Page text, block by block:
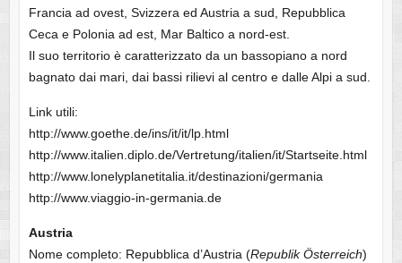
Francia ad ovest, Svizzera ed Austria a sud, Repubblica
Ceca e Polonia ad est, Mar Baltico a nord-est.
Il suo territorio è caratterizzato da un bassopiano a nord
bagnato dai mari, dai bassi rilievi al centro e dalle Alpi a sud.
Link utili:
http://www.goethe.de/ins/it/it/lp.html
http://www.italien.diplo.de/Vertretung/italien/it/Startseite.html
http://www.lonelyplanetitalia.it/destinazioni/germania
http://www.viaggio-in-germania.de
Austria
Nome completo: Repubblica d’Austria (Republik Österreich)